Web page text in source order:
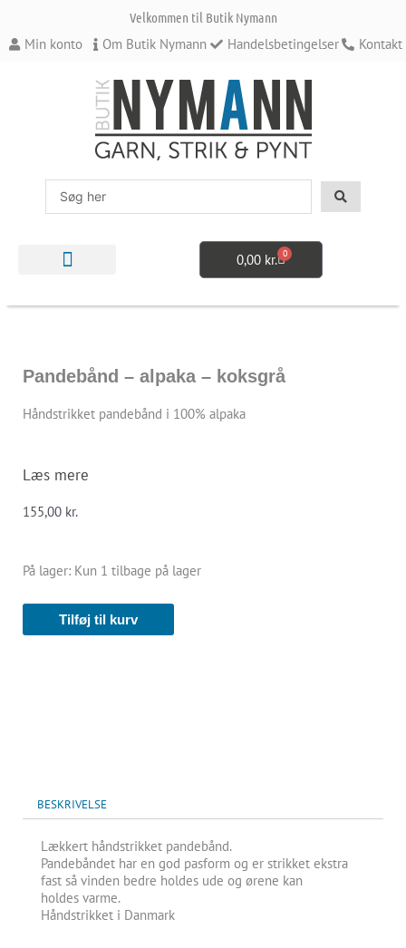
indholdet
Velkommen til Butik Nymann
Min konto Om Butik Nymann Handelsbetingelser Kontakt
Search
0,00 kr. 0
Kurv
Pandebånd – alpaka – koksgrå
Håndstrikket pandebånd i 100% alpaka
Læs mere
155,00 kr.
På lager: Kun 1 tilbage på lager
Pandebånd
alpaka
koksgrå
Tilføj til kurv
BESKRIVELSE
Lækkert håndstrikket pandebånd.
Pandebåndet har en god pasform og er strikket ekstra
fast så vinden bedre holdes ude og ørene kan
holdes varme.
Håndstrikket i Danmark